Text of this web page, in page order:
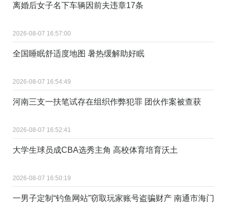
离婚后女子名下车辆因前夫违章17条
2026-08-07 16:57:00
全国睡眠舒适度地图 暑热缓解助好眠
2026-08-07 16:54:49
河南三支一扶笔试存在组织作弊犯罪 团伙作案被查获
2026-08-07 16:52:41
大学生球员成CBA选秀主角 高校体育培育沃土
2026-08-07 16:50:19
一男子定制“钓鱼网站”窃取玩家账号盗骗财产 南通市海门